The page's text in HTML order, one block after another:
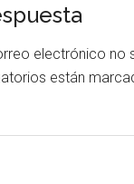
electrónico no
están